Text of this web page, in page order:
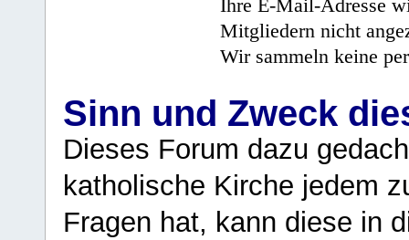
Ihre E-Mail-Adresse
Mitgliedern nicht
Wir sammeln keine
Sinn und Zweck
Dieses Forum dazu
katholische Kirche jedem
Fragen hat, kann diese in